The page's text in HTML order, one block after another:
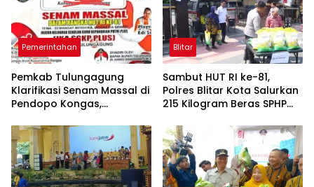
Pemerintahan
Pemkab Tulungagung
Klarifikasi Senam Massal di
Pendopo Kongas,
Resmi Daerah
Blitar
Sambut HUT RI ke-81,
Polres Blitar Kota Salurkan
215 Kilogram Beras SPHP
Murah